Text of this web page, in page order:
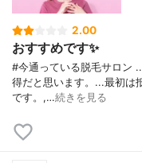
2.00
おすすめです✨
#今通っている脱毛サロン
得だと思います。...最初は
です。,…続きを見る